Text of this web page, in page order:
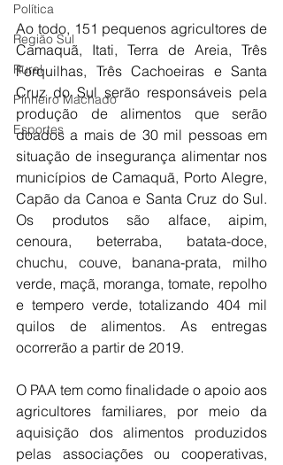
Política
Região Sul
Rural
Pinheiro Machado
Esportes
Ao todo, 151 pequenos agricultores de
Camaquã, Itati, Terra de Areia, Três
Forquilhas, Três Cachoeiras e Santa
Cruz do Sul serão responsáveis pela
produção de alimentos que serão
doados a mais de 30 mil pessoas em
situação de insegurança alimentar nos
municípios de Camaquã, Porto Alegre,
Capão da Canoa e Santa Cruz do Sul.
Os produtos são alface, aipim,
cenoura, beterraba, batata-doce,
chuchu, couve, banana-prata, milho
verde, maçã, moranga, tomate, repolho
e tempero verde, totalizando 404 mil
quilos de alimentos. As entregas
ocorrerão a partir de 2019.
O PAA tem como finalidade o apoio aos
agricultores familiares, por meio da
aquisição dos alimentos produzidos
pelas associações ou cooperativas,